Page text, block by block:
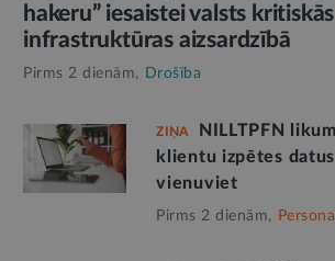
hakeru” iesaistei valsts kritiskās
infrastruktūras aizsardzībā
Pirms 2 dienām, Drošība
ZIŅA
NILLTPFN
klientu izpētes
vienuviet
Pirms 2 dienām,